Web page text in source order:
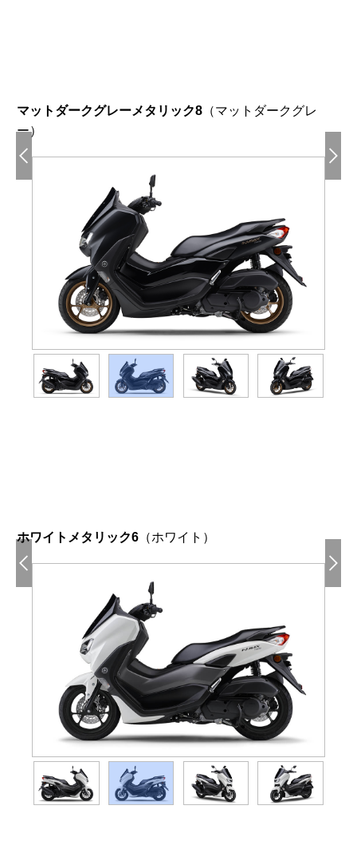
マットダークグレーメタリック8 （マットダークグレ
ー）
ホワイトメタリック6 （ホワイト）